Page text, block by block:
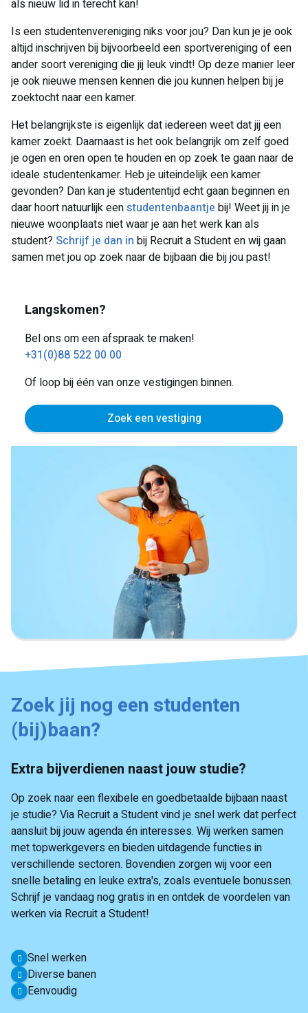
als nieuw lid in terecht kan!
Is een studentenvereniging niks voor jou? Dan kun je je ook
altijd inschrijven bij bijvoorbeeld een sportvereniging of een
ander soort vereniging die jij leuk vindt! Op deze manier leer
je ook nieuwe mensen kennen die jou kunnen helpen bij je
zoektocht naar een kamer.
Het belangrijkste is eigenlijk dat iedereen weet dat jij een
kamer zoekt. Daarnaast is het ook belangrijk om zelf goed
je ogen en oren open te houden en op zoek te gaan naar de
ideale studentenkamer. Heb je uiteindelijk een kamer
gevonden? Dan kan je studententijd echt gaan beginnen en
daar hoort natuurlijk eenstudentenbaantje bij! Weet jij in je
nieuwe woonplaats niet waar je aan het werk kan als
student? Schrijf je dan in bij Recruit a Student en wij gaan
samen met jou op zoek naar de bijbaan die bij jou past!
Langskomen?
Bel ons om een afspraak te maken!
+31(0)88 522 00 00
Of loop bij één van onze vestigingen binnen.
Zoek een vestiging
Zoek jij nog een studenten
(bij)baan?
Extra bijverdienen naast jouw studie?
Op zoek naar een flexibele en goedbetaalde bijbaan naast
je studie? Via Recruit a Student vind je snel werk dat perfect
aansluit bij jouw agenda én interesses. Wij werken samen
met topwerkgevers en bieden uitdagende functies in
verschillende sectoren. Bovendien zorgen wij voor een
snelle betaling en leuke extra's, zoals eventuele bonussen.
Schrijf je vandaag nog gratis in en ontdek de voordelen van
werken via Recruit a Student!
Snel werken
Diverse banen
Eenvoudig